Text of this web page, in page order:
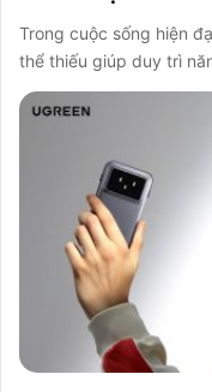
Trong cuộc sống hiện
thể thiếu giúp duy trì